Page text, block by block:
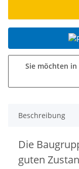
Sie möchten
Beschreibung
Die
guten